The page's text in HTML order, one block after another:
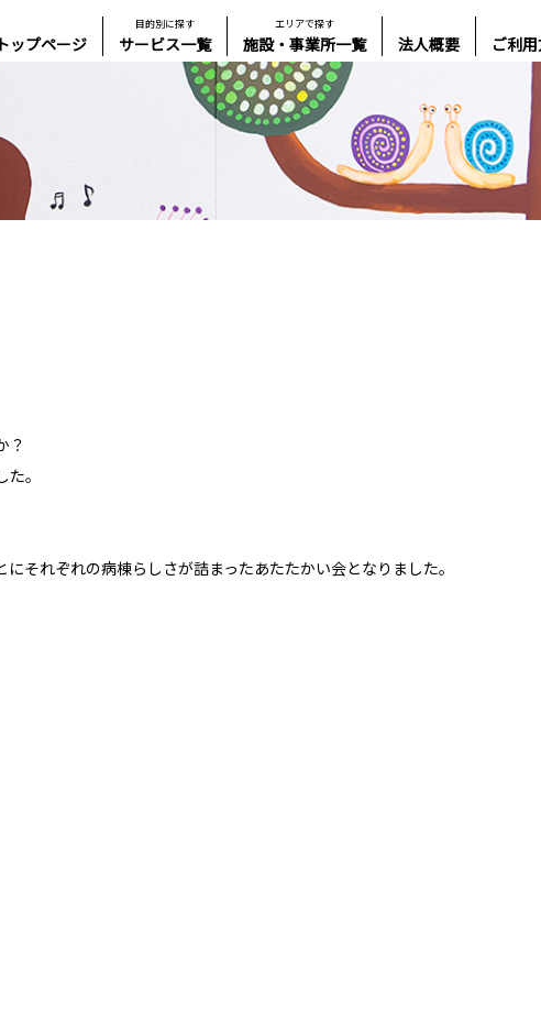
トップページ
目的別に探す
サービス一覧
エリアで探す
施設・事業所一覧 法人概要 ご利
？
。
それぞれの病棟らしさが詰まったあたたかい会となりました。